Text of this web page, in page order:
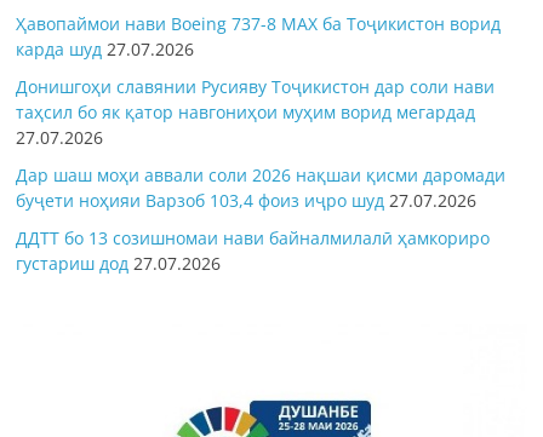
Ҳавопаймои нави Boeing 737-8 MAX ба Тоҷикистон ворид
карда шуд 27.07.2026
Донишгоҳи славянии Русияву Тоҷикистон дар соли нави
таҳсил бо як қатор навгониҳои муҳим ворид мегардад
27.07.2026
Дар шаш моҳи аввали соли 2026 нақшаи қисми даромади
буҷети ноҳияи Варзоб 103,4 фоиз иҷро шуд 27.07.2026
ДДТТ бо 13 созишномаи нави байналмилалӣ ҳамкориро
густариш дод 27.07.2026